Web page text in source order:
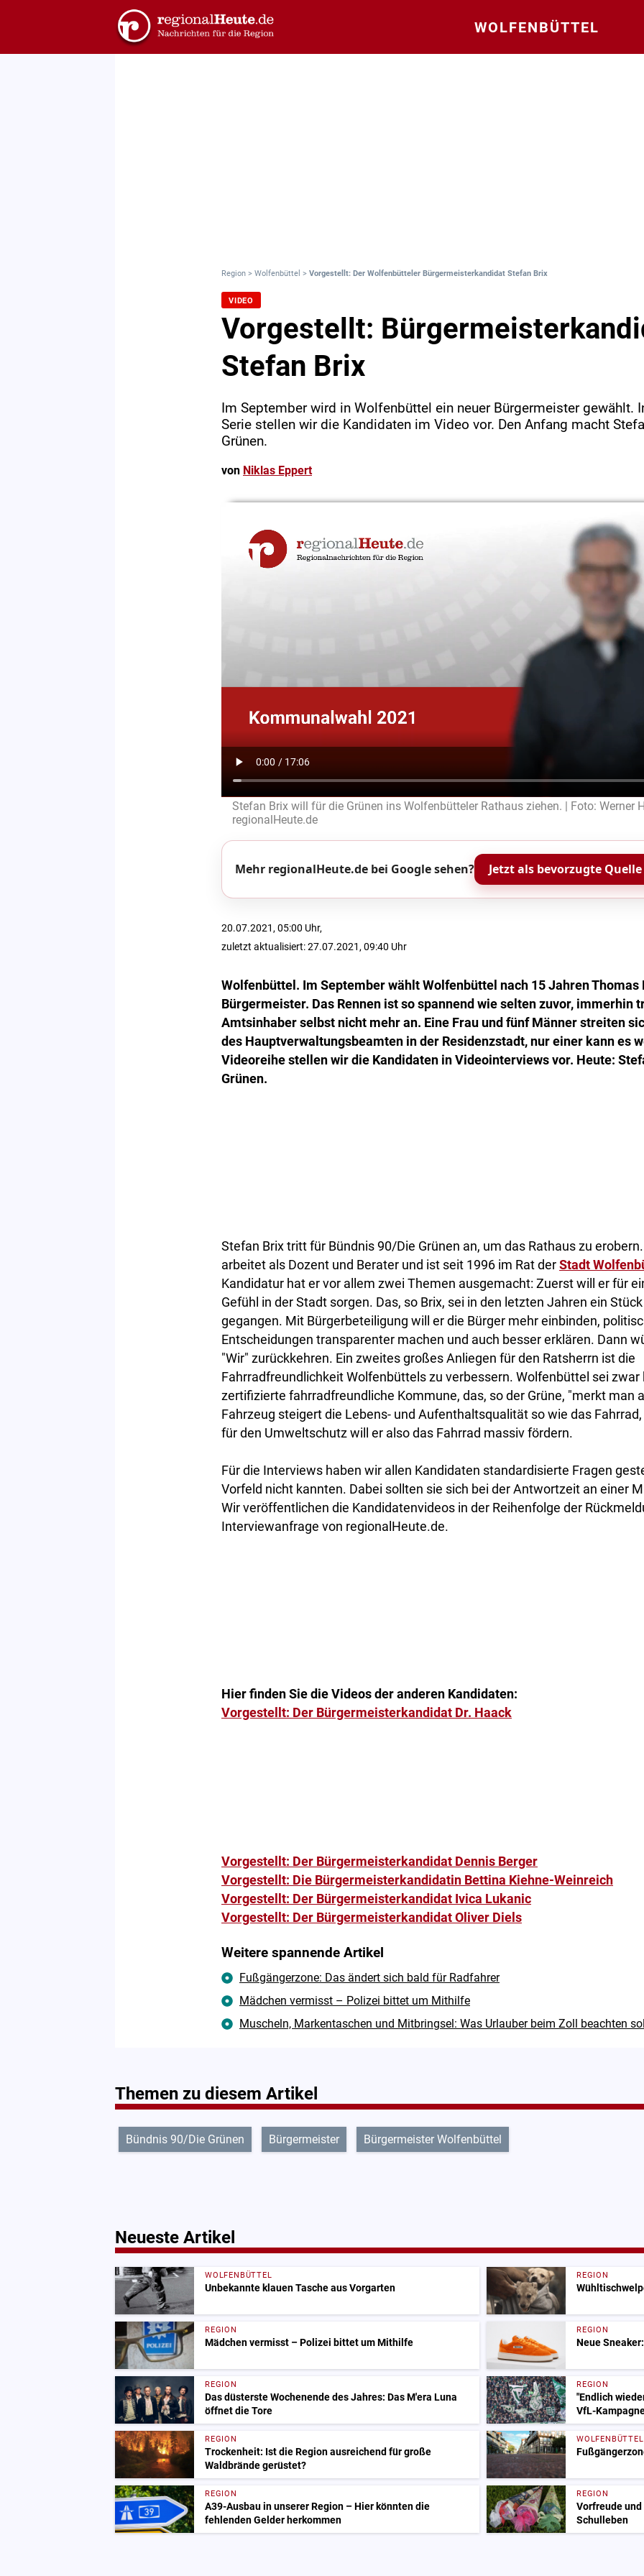
WOLFENBÜTTEL
Region > Wolfenbüttel > Vorgestellt: Der Wolfenbütteler Bürgermeisterkandidat Stefan Brix
VIDEO
Vorgestellt:
Stefan Brix
Im September wird in Wolfenbüttel ein neuer Bürgermeister gewählt.
Serie stellen wir die Kandidaten im Video vor. Den Anfang macht
Grünen.
von Niklas Eppert
Stefan Brix will für die Grünen ins Wolfenbütteler Rathaus ziehen. | Foto: Werner
regionalHeute.de
Mehr regionalHeute.de bei Google sehen? Jetzt als bevorzugte
20.07.2021, 05:00 Uhr,
zuletzt aktualisiert: 27.07.2021, 09:40 Uhr
Wolfenbüttel. Im September wählt Wolfenbüttel nach 15 Jahren Thomas
Bürgermeister. Das Rennen ist so spannend wie selten zuvor, immerhin
Amtsinhaber selbst nicht mehr an. Eine Frau und fünf Männer streiten
des Hauptverwaltungsbeamten in der Residenzstadt, nur einer kann es
Videoreihe stellen wir die Kandidaten in Videointerviews vor. Heute:
Grünen.
Stefan Brix tritt für Bündnis 90/Die Grünen an, um das Rathaus zu
arbeitet als Dozent und Berater und ist seit 1996 im Rat der Stadt
Kandidatur hat er vor allem zwei Themen ausgemacht: Zuerst will er für
Gefühl in der Stadt sorgen. Das, so Brix, sei in den letzten Jahren ein
gegangen. Mit Bürgerbeteiligung will er die Bürger mehr einbinden,
Entscheidungen transparenter machen und auch besser erklären. Dann
"Wir" zurückkehren. Ein zweites großes Anliegen für den Ratsherrn ist die
Fahrradfreundlichkeit Wolfenbüttels zu verbessern. Wolfenbüttel sei zwar
zertifizierte fahrradfreundliche Kommune, das, so der Grüne, "merkt man
Fahrzeug steigert die Lebens- und Aufenthaltsqualität so wie das
für den Umweltschutz will er also das Fahrrad massiv fördern.
Für die Interviews haben wir allen Kandidaten standardisierte Fragen
Vorfeld nicht kannten. Dabei sollten sie sich bei der Antwortzeit an einer
Wir veröffentlichen die Kandidatenvideos in der Reihenfolge der
Interviewanfrage von regionalHeute.de.
Hier finden Sie die Videos der anderen Kandidaten:
Vorgestellt: Der Bürgermeisterkandidat Dr. Haack
Vorgestellt: Der Bürgermeisterkandidat Dennis Berger
Vorgestellt: Die Bürgermeisterkandidatin Bettina Kiehne-Weinreich
Vorgestellt: Der Bürgermeisterkandidat Ivica Lukanic
Vorgestellt: Der Bürgermeisterkandidat Oliver Diels
Weitere spannende Artikel
Fußgängerzone: Das ändert sich bald für Radfahrer
Mädchen vermisst – Polizei bittet um Mithilfe
Muscheln, Markentaschen und Mitbringsel: Was Urlauber beim Zoll beachten
Themen zu diesem Artikel
Bündnis 90/Die Grünen Bürgermeister Bürgermeister Wolfenbüttel
Neueste Artikel
WOLFENBÜTTEL
Unbekannte klauen Tasche aus Vorgarten
REGION
REGION
Mädchen vermisst – Polizei bittet um Mithilfe
REGION
Neue
REGION
Das düsterste Wochenende des Jahres: Das M'era Luna
öffnet die Tore
REGION
"Endlich
VfL-
REGION
Trockenheit: Ist die Region ausreichend für große
Waldbrände gerüstet?
WOLFENBÜTTEL
REGION
A39-Ausbau in unserer Region – Hier könnten die
fehlenden Gelder herkommen
REGION
Vorfreude
Schulleben